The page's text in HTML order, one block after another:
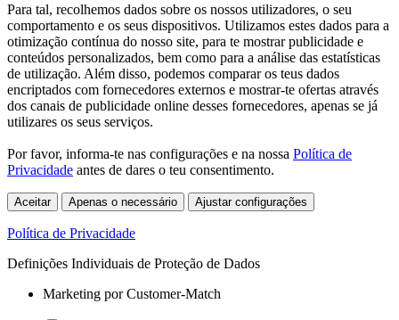
Para tal, recolhemos dados sobre os nossos utilizadores, o seu
comportamento e os seus dispositivos. Utilizamos estes dados para a
otimização contínua do nosso site, para te mostrar publicidade e
conteúdos personalizados, bem como para a análise das estatísticas
de utilização. Além disso, podemos comparar os teus dados
encriptados com fornecedores externos e mostrar-te ofertas através
dos canais de publicidade online desses fornecedores, apenas se já
utilizares os seus serviços.
Por favor, informa-te nas configurações e na nossa Política de
Privacidade antes de dares o teu consentimento.
Aceitar Apenas o necessário Ajustar configurações
Política de Privacidade
Definições Individuais de Proteção de Dados
Marketing por Customer-Match